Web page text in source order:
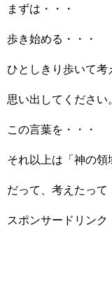
まずは・・・
歩き始める・・・
ひとしきり歩いて考
思い出してください
この言葉を・・・
それ以上は「神の領
だって、考えたって
スポンサードリンク